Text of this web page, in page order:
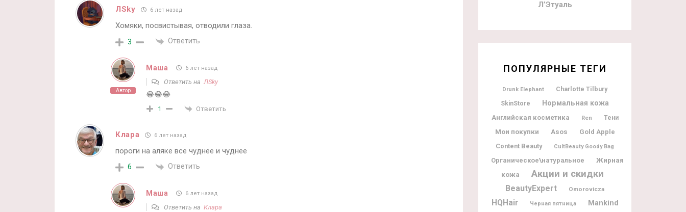
ЛSky 6 лет назад
Хомяки, посвистывая, отводили глаза.
3 Ответить
Автор
Маша 6 лет назад
Ответить на ЛSky
😂😂😂
1 Ответить
Клара 6 лет назад
пороги на аляке все чуднее и чуднее
6 Ответить
Маша 6 лет назад
Ответить на Клара
Л’Этуаль
ПОПУЛЯРНЫЕ ТЕГИ
Drunk Elephant Charlotte Tilbury
SkinStore Нормальная кожа
Английская косметика Ren Тени
Мои покупки Asos
Gold Apple
Content Beauty
CultBeauty Goody Bag
Органическое\натуральное
Жирная
кожа
Акции и скидки
BeautyExpert Omorovicza
HQHair Черная пятница Mankind